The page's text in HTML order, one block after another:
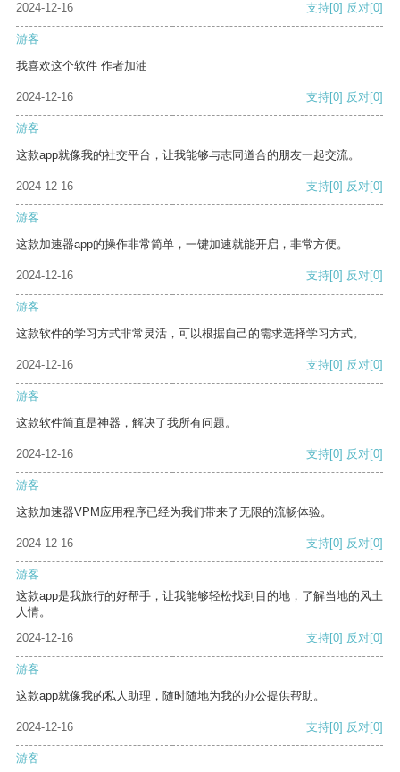
2024-12-16 支持[0] 反对[0]
游客
我喜欢这个软件 作者加油
2024-12-16 支持[0] 反对[0]
游客
这款app就像我的社交平台，让我能够与志同道合的朋友一起交流。
2024-12-16 支持[0] 反对[0]
游客
这款加速器app的操作非常简单，一键加速就能开启，非常方便。
2024-12-16 支持[0] 反对[0]
游客
这款软件的学习方式非常灵活，可以根据自己的需求选择学习方式。
2024-12-16 支持[0] 反对[0]
游客
这款软件简直是神器，解决了我所有问题。
2024-12-16 支持[0] 反对[0]
游客
这款加速器VPM应用程序已经为我们带来了无限的流畅体验。
2024-12-16 支持[0] 反对[0]
游客
这款app是我旅行的好帮手，让我能够轻松找到目的地，了解当地的风土
人情。
2024-12-16
支持[0] 反对[0]
游客
这款app就像我的私人助理，随时随地为我的办公提供帮助。
2024-12-16 支持[0] 反对[0]
游客